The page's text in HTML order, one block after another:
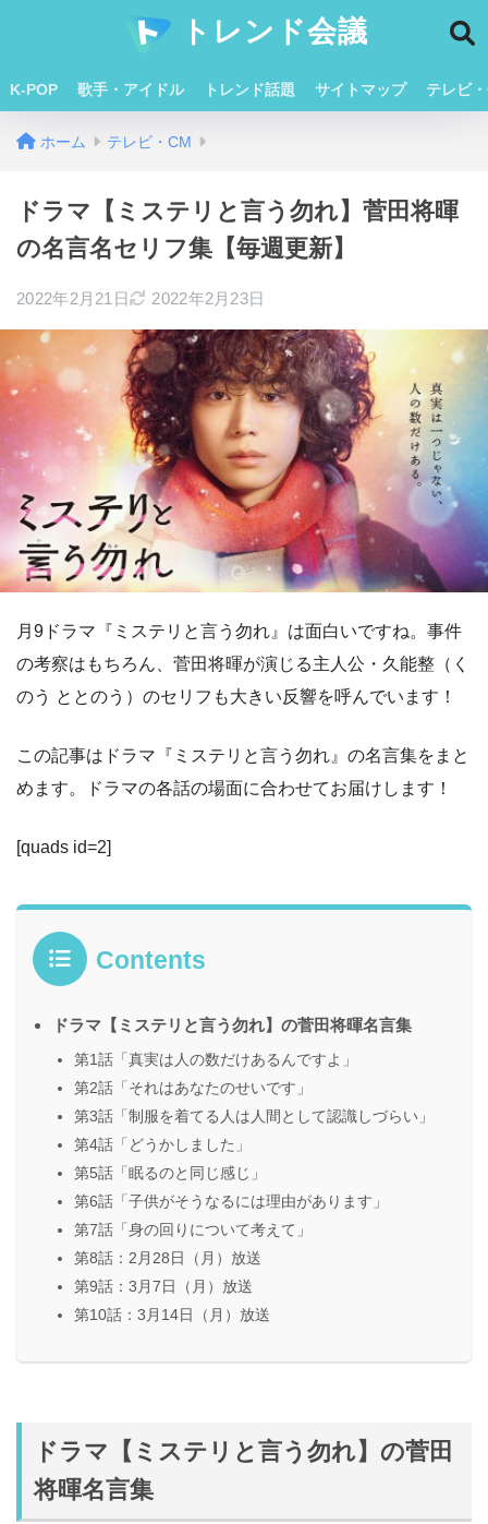
トレンド会議
K-POP 歌手・アイドル トレンド話題 サイトマップ テレビ
ホーム テレビ・CM
ドラマ【ミステリと言う勿れ】菅田将暉
の名言名セリフ集【毎週更新】
2022年2月21日 2022年2月23日
月9ドラマ『ミステリと言う勿れ』は面白いですね。事件
の考察はもちろん、菅田将暉が演じる主人公・久能整（く
のう ととのう）のセリフも大きい反響を呼んでいます！
この記事はドラマ『 ミステリと言う勿れ』の名言集をまと
めます。ドラマの各話の場面に合わせてお届けします！
[quads id=2]
Contents
ドラマ【ミステリと言う勿れ】の菅田将暉名言集
第1話「真実は人の数だけあるんですよ」
第2話「それはあなたのせいです」
第3話「制服を着てる人は人間として認識しづらい」
第4話「どうかしました」
第5話「眠るのと同じ感じ」
第6話「子供がそうなるには理由があります」
第7話「身の回りについて考えて」
第8話：2月28日（月）放送
第9話：3月7日（月）放送
第10話：3月14日（月）放送
ドラマ【ミステリと言う勿れ】の菅田
将暉名言集